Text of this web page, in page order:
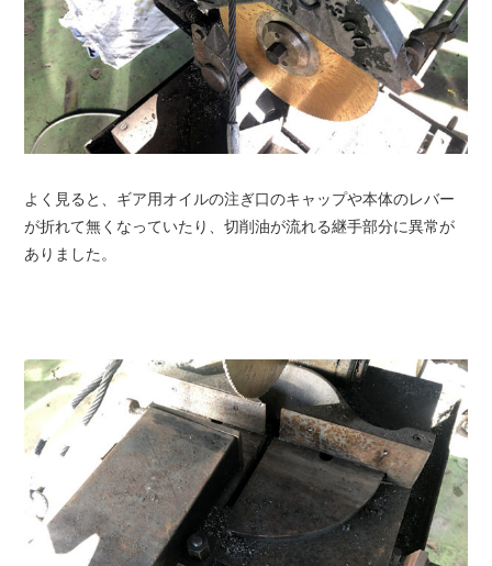
よく見ると、ギア用オイルの注ぎ口のキャップや本体のレバー
が折れて無くなっていたり、切削油が流れる継手部分に異常が
ありました。